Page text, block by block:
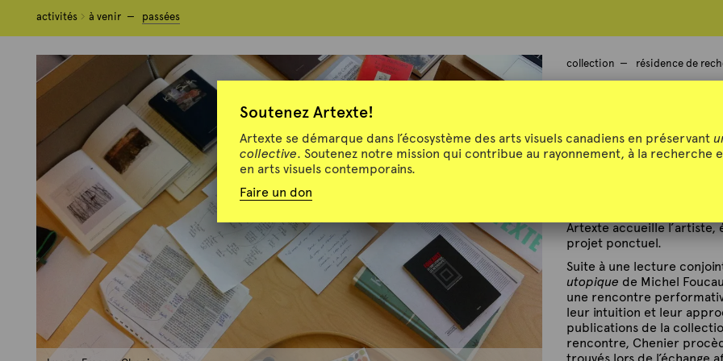
activités à venir passées
activités à venir passées
collection résidence de
Francys
Artexte accueille l’artiste,
projet ponctuel.
Suite à une lecture
utopique de Michel
une rencontre
leur intuition et leur
publications de la
rencontre, Chenier
trouvés lors de l’échange
Soutenez Artexte!
Artexte se démarque dans l’écosystème des arts visuels canadiens en préservant
collective. Soutenez notre mission qui contribue au rayonnement, à la recherche
en arts visuels contemporains.
Faire un don